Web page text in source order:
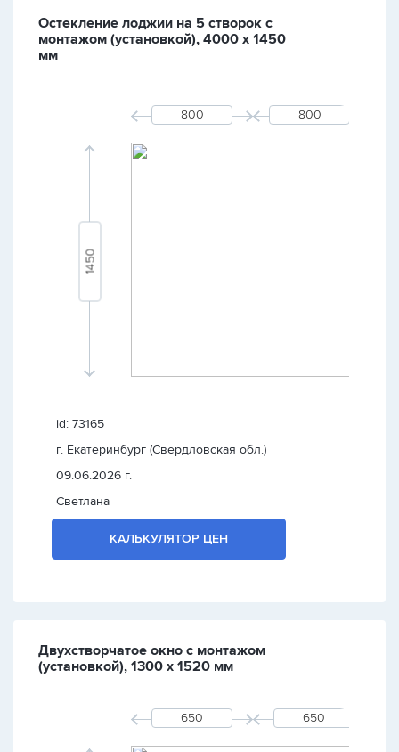
Остекление лоджии на 5 створок с
монтажом (установкой), 4000 х 1450
мм
id: 73165
г. Екатеринбург (Свердловская обл.)
09.06.2026 г.
Светлана
КАЛЬКУЛЯТОР ЦЕН
Двухстворчатое окно с монтажом
(установкой), 1300 х 1520 мм